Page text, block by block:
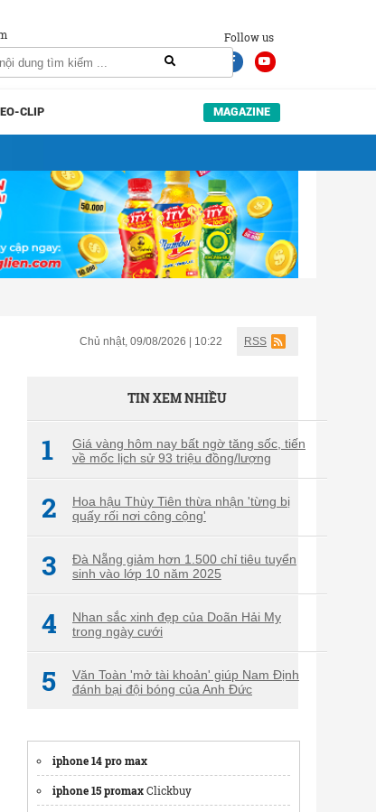
Follow us
CLIP MAGAZINE
Chủ nhật, 09/08/2026 | 10:22 RSS
TIN XEM NHIỀU
1
Giá vàng hôm nay bất ngờ tăng sốc, tiến
về mốc lịch sử 93 triệu đồng/lượng
2
Hoa hậu Thùy Tiên thừa nhận 'từng bị
quấy rối nơi công cộng'
3
Đà Nẵng giảm hơn 1.500 chỉ tiêu tuyển
sinh vào lớp 10 năm 2025
4
Nhan sắc xinh đẹp của Doãn Hải My
trong ngày cưới
5
Văn Toàn 'mở tài khoản' giúp Nam Định
đánh bại đội bóng của Anh Đức
iphone 14 pro max
iphone 15 promaxClickbuy